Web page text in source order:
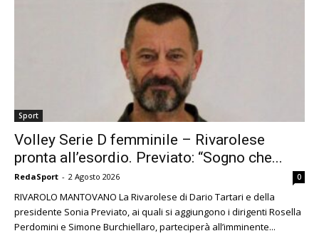
Sport
Volley Serie D femminile – Rivarolese
pronta all’esordio. Previato: “Sogno che...
RedaSport - 2 Agosto 2026 0
RIVAROLO MANTOVANO La Rivarolese di Dario Tartari e della
presidente Sonia Previato, ai quali si aggiungono i dirigenti Rosella
Perdomini e Simone Burchiellaro, parteciperà all’imminente...